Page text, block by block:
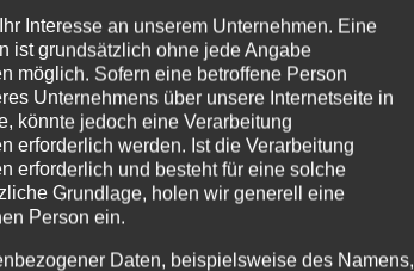
Interesse an unserem Unternehmen. Eine
ist grundsätzlich ohne jede Angabe
möglich. Sofern eine betroffene Person
Unternehmens über unsere Internetseite in
könnte jedoch eine Verarbeitung
erforderlich werden. Ist die Verarbeitung
erforderlich und besteht für eine solche
Grundlage, holen wir generell eine
Person ein.
Daten, beispielsweise des Namens,